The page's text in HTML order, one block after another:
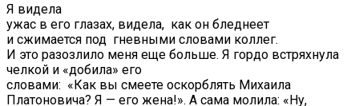
Я видела
ужас в его глазах, видела, как он бледнеет
и сжимается под гневными словами коллег.
И это разозлило меня еще больше. Я гордо встряхнула
челкой и «добила» его
словами: «Как вы смеете оскорблять Михаила
Платоновича? Я — его жена!». А сама молила: «Ну,